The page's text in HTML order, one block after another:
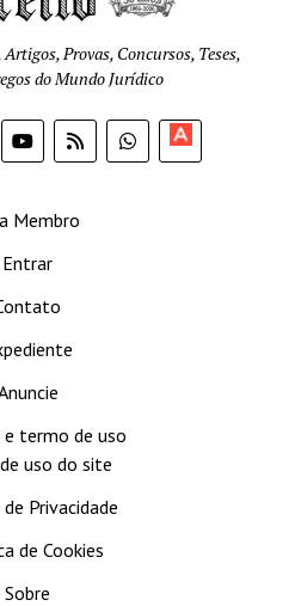
Provas, Concursos, Teses,
do Mundo Jurídico
Membro
Entrar
termo de uso
uso do site
Privacidade
de Cookies
Sobre